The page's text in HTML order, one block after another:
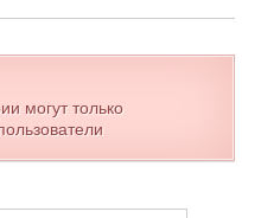
могут только